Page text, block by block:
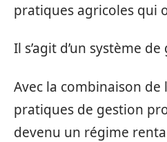
pratiques agricoles qui
Il s’agit d’un système
Avec la combinaison de
pratiques de gestion
devenu un régime